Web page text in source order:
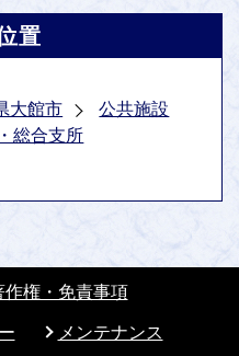
置
大館市
公共施設
総合支所
作権・免責事項
メンテナンス